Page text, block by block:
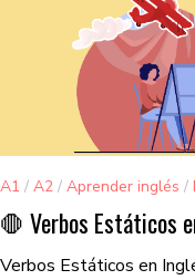
A1 / A2 / Aprender inglés /
🛑 Verbos Estáticos
Verbos Estáticos en